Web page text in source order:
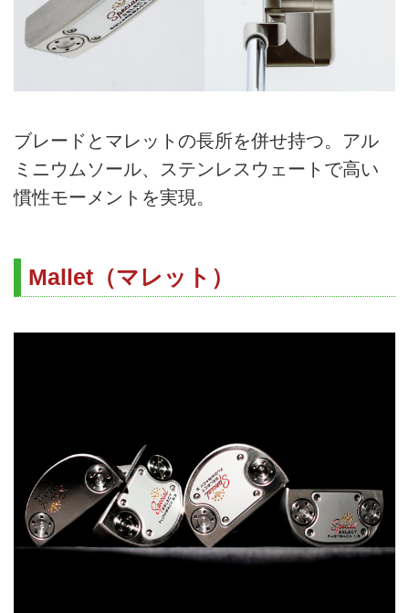
ブレードとマレットの長所を併せ持つ。アル
ミニウムソール、ステンレスウェートで高い
慣性モーメントを実現。
Mallet（マレット）